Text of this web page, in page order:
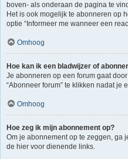
boven- als onderaan de pagina te
Het is ook mogelijk te abonneren op
optie “Informeer me wanneer een
Omhoog
Hoe kan ik een bladwijzer of
Je abonneren op een forum gaat
“Abonneer forum” te klikken nadat je
Omhoog
Hoe zeg ik mijn abonnement op?
Om je abonnement op te zeggen, ga
de hier voor dienende links.